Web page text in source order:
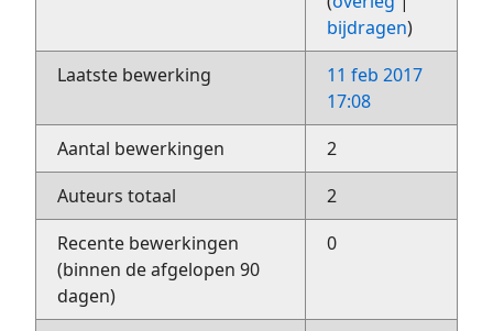
bijdragen)
Laatste bewerking
11 feb 2017
17:08
Aantal bewerkingen
2
Auteurs totaal
2
Recente bewerkingen
(binnen de afgelopen 90
dagen)
0